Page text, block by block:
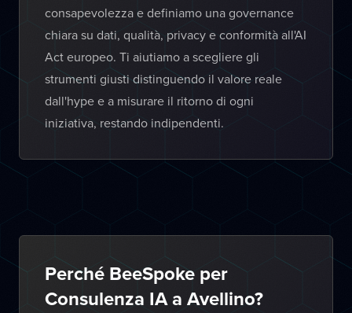
consapevolezza e definiamo una governance
chiara su dati, qualità, privacy e conformità all'AI
Act europeo. Ti aiutiamo a scegliere gli
strumenti giusti distinguendo il valore reale
dall'hype e a misurare il ritorno di ogni
iniziativa, restando indipendenti.
Perché BeeSpoke per
Consulenza IA a Avellino?